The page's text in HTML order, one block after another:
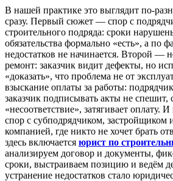
В нашей практике это выглядит по-
сразу. Первый сюжет — спор с
строительного подряда: сроки
обязательства формально «есть», а по
недостатков не начинается. Второй —
ремонт: заказчик видит дефекты, но
«доказать», что проблема не от
взыскание оплаты за работы:
заказчик подписывать акты не спешит,
«несоответствие», затягивает оплату.
спор с субподрядчиком,
компанией, где никто не хочет брать
здесь включается юрист по
анализируем договор и документы,
сроки, выстраиваем позицию и ведём
устранение недостатков стало